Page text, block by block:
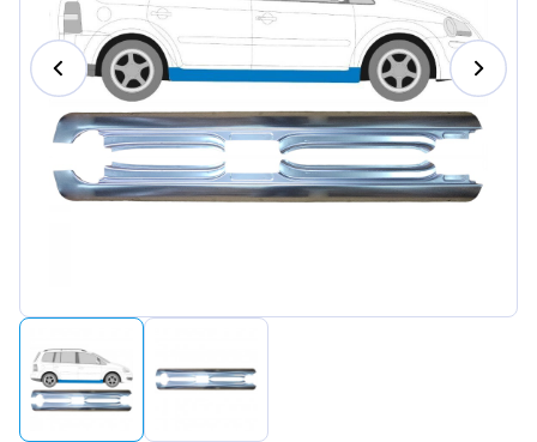
Magyar
Lietuvių
Hrvatski
Português
Slovenian
Latvian